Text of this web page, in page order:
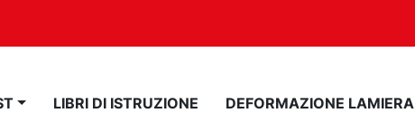
LIBRI DI ISTRUZIONE DEFORMAZIONE LAMIERA